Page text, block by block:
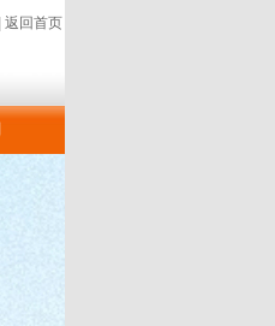
返回首页